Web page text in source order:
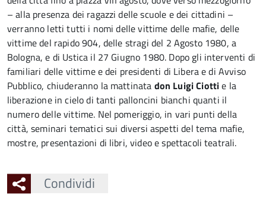
– alla presenza dei ragazzi delle scuole e dei cittadini –
verranno letti tutti i nomi delle vittime delle mafie, delle
vittime del rapido 904, delle stragi del 2 Agosto 1980, a
Bologna, e di Ustica il 27 Giugno 1980. Dopo gli interventi di
familiari delle vittime e dei presidenti di Libera e di Avviso
Pubblico, chiuderanno la mattinata don Luigi Ciottie la
liberazione in cielo di tanti palloncini bianchi quanti il
numero delle vittime. Nel pomeriggio, in vari punti della
città, seminari tematici sui diversi aspetti del tema mafie,
mostre, presentazioni di libri, video e spettacoli teatrali.
Condividi